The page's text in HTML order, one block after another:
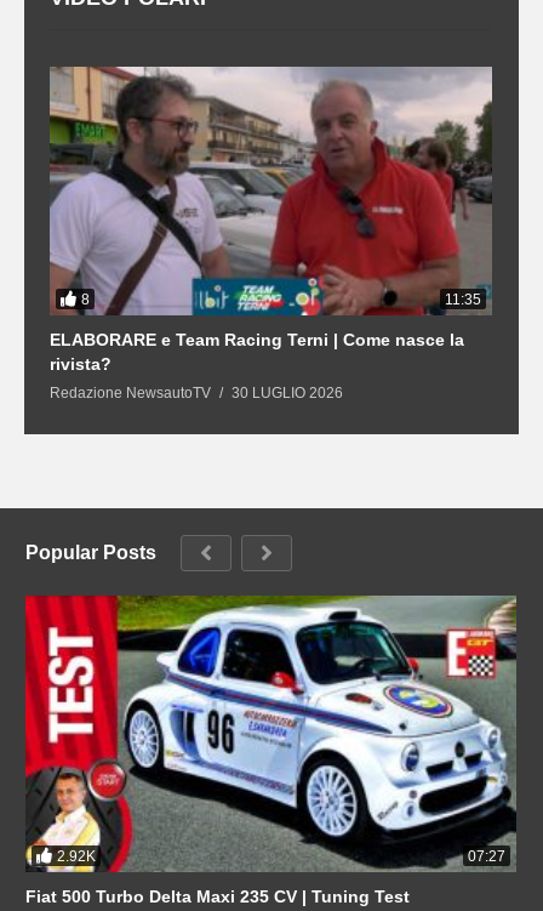
8 11:35
ELABORARE e Team Racing Terni | Come nasce la
rivista?
Redazione NewsautoTV 30 LUGLIO 2026
Popular Posts
2.92K 07:27
Fiat 500 Turbo Delta Maxi 235 CV | Tuning Test